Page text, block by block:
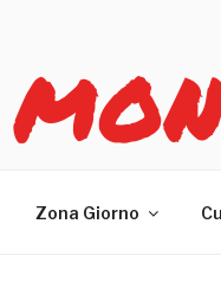
Zona Giorno